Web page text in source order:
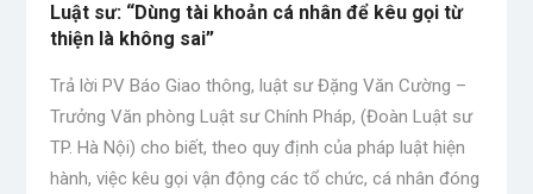
Luật sư: “Dùng tài khoản cá nhân để kêu gọi từ
thiện là không sai”
Trả lời PV Báo Giao thông, luật sư Đặng Văn Cường –
Trưởng Văn phòng Luật sư Chính Pháp, (Đoàn Luật sư
TP. Hà Nội) cho biết, theo quy định của pháp luật hiện
hành, việc kêu gọi vận động các tổ chức, cá nhân đóng